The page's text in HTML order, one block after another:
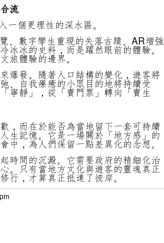
流
個更理性的深水區。
、數字孿生重現的失落古蹟、AR增強
冰冰的史料，而是躍然眼前的體驗。
旅體驗的邊界。
爆發。隨著人口結構的變化，遊客將
、自我療癒的小眾目的地將持續受
寧靜」，從「賣門票」轉向「賣生
，而在於能否為當地留下一套可持續
生記憶。它是一場關於「地方感」的
，為人們保留一點差異化的念想。
時間的沉澱。它需要政府的精細化治
。只有當地方文化與遊客的靈魂真正
行，才算真正抵達了彼岸。